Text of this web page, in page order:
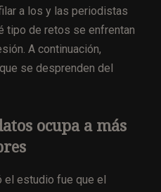
a los y las periodistas
tipo de retos se enfrentan
A continuación,
se desprenden del
ocupa a más
el estudio fue que el